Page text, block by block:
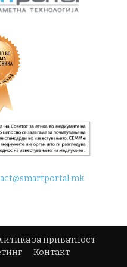
за приватност
Контакт